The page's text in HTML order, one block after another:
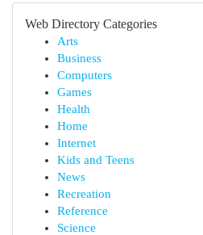
Web Directory Categories
Arts
Business
Computers
Games
Health
Home
Internet
Kids and Teens
News
Recreation
Reference
Science